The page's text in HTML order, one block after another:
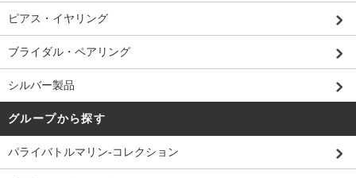
ピアス・イヤリング
ブライダル・ペアリング
シルバー製品
グループから探す
パライバトルマリン-コレクション